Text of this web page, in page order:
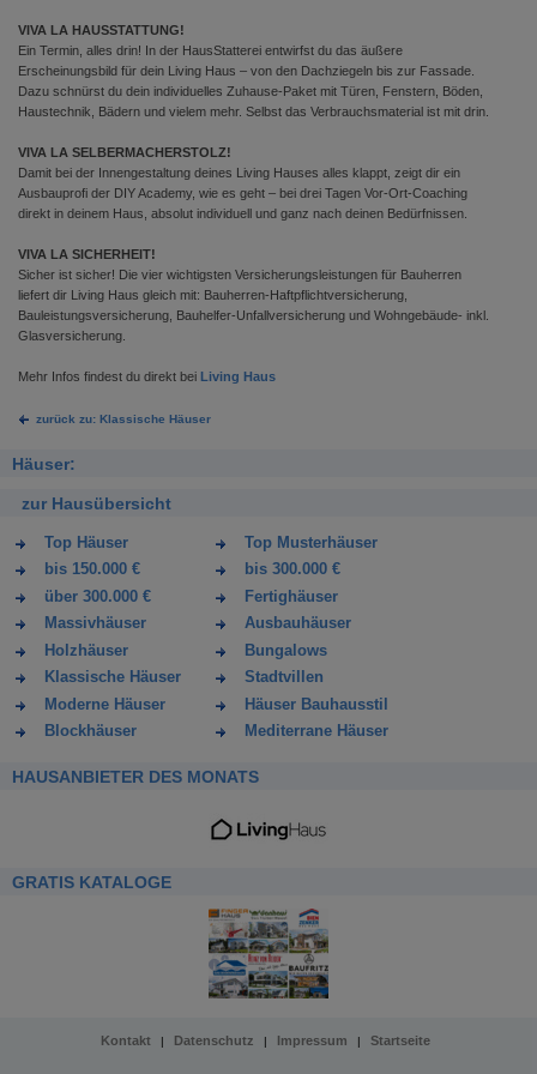
VIVA LA HAUSSTATTUNG!
Ein Termin, alles drin! In der HausStatterei entwirfst du das äußere
Erscheinungsbild für dein Living Haus – von den Dachziegeln bis zur Fassade.
Dazu schnürst du dein individuelles Zuhause-Paket mit Türen, Fenstern, Böden,
Haustechnik, Bädern und vielem mehr. Selbst das Verbrauchsmaterial ist mit drin.
VIVA LA SELBERMACHERSTOLZ!
Damit bei der Innengestaltung deines Living Hauses alles klappt, zeigt dir ein
Ausbauprofi der DIY Academy, wie es geht – bei drei Tagen Vor-Ort-Coaching
direkt in deinem Haus, absolut individuell und ganz nach deinen Bedürfnissen.
VIVA LA SICHERHEIT!
Sicher ist sicher! Die vier wichtigsten Versicherungsleistungen für Bauherren
liefert dir Living Haus gleich mit: Bauherren-Haftpflichtversicherung,
Bauleistungsversicherung, Bauhelfer-Unfallversicherung und Wohngebäude- inkl.
Glasversicherung.
Mehr Infos findest du direkt bei Living Haus
zurück zu: Klassische Häuser
Häuser:
zur Hausübersicht
Top Häuser
Top Musterhäuser
bis 150.000 €
bis 300.000 €
über 300.000 €
Fertighäuser
Massivhäuser
Ausbauhäuser
Holzhäuser
Bungalows
Klassische Häuser
Stadtvillen
Moderne Häuser
Häuser Bauhausstil
Blockhäuser
Mediterrane Häuser
HAUSANBIETER DES MONATS
GRATIS KATALOGE
Kontakt | Datenschutz | Impressum | Startseite